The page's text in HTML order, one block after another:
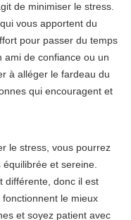
de minimiser le stress.
vous apportent du
pour passer du temps
ami de confiance ou un
à alléger le fardeau du
qui encouragent et
le stress, vous pourrez
et sereine.
différente, donc il est
le mieux
et soyez patient avec